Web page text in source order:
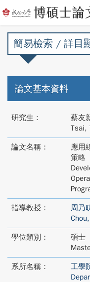
簡易檢索 / 詳目
論文基本資料
研究生：
蔡友
Tsai,
論文名稱：
應用
策略
指導教授：
周乃
學位類別：
碩士
系所名稱：
工學